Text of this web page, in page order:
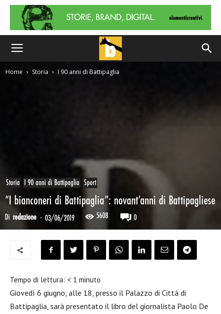
Home Storia I 90 anni di Battipaglia
Storia I 90 anni di Battipaglia Sport
“I bianconeri di Battipaglia”: novant’anni di Battipagliese
Di redazione - 03/06/2019 5608 0
Tempo di lettura: < 1 minuto
Giovedì 6 giugno, alle 18, presso il Palazzo di Città di
Battipaglia, sarà presentato il libro del giornalista Paolo De